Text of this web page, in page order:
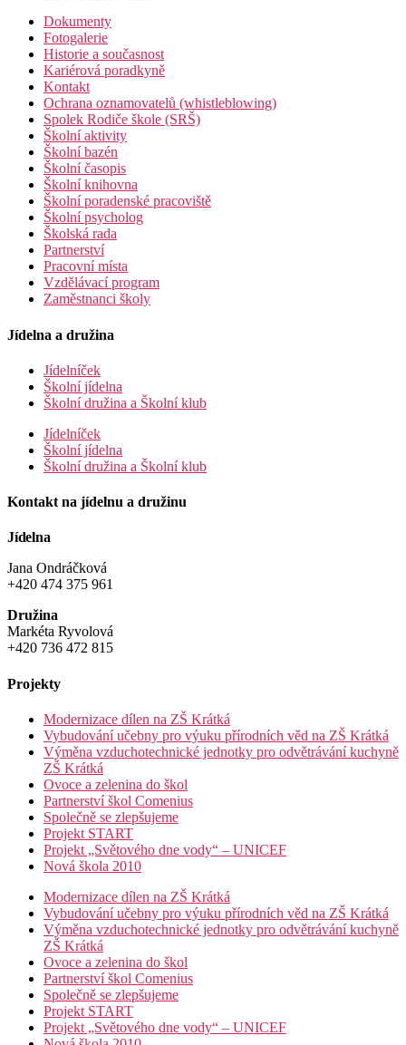
Dokumenty
Fotogalerie
Historie a současnost
Kariérová poradkyně
Kontakt
Ochrana oznamovatelů (whistleblowing)
Spolek Rodiče škole (SRŠ)
Školní aktivity
Školní bazén
Školní časopis
Školní knihovna
Školní poradenské pracoviště
Školní psycholog
Školská rada
Partnerství
Pracovní místa
Vzdělávací program
Zaměstnanci školy
Jídelna a družina
Jídelníček
Školní jídelna
Školní družina a Školní klub
Jídelníček
Školní jídelna
Školní družina a Školní klub
Kontakt na jídelnu a družinu
Jídelna
Jana Ondráčková
+420 474 375 961
Družina
Markéta Ryvolová
+420 736 472 815
Projekty
Modernizace dílen na ZŠ Krátká
Vybudování učebny pro výuku přírodních věd na ZŠ Krátká
Výměna vzduchotechnické jednotky pro odvětrávání kuchyně
ZŠ Krátká
Ovoce a zelenina do škol
Partnerství škol Comenius
Společně se zlepšujeme
Projekt START
Projekt „Světového dne vody“ – UNICEF
Nová škola 2010
Modernizace dílen na ZŠ Krátká
Vybudování učebny pro výuku přírodních věd na ZŠ Krátká
Výměna vzduchotechnické jednotky pro odvětrávání kuchyně
ZŠ Krátká
Ovoce a zelenina do škol
Partnerství škol Comenius
Společně se zlepšujeme
Projekt START
Projekt „Světového dne vody“ – UNICEF